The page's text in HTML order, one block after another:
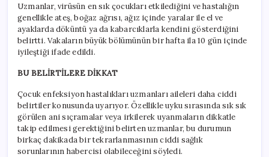
Uzmanlar, virüsün en sık çocukları etkilediğini ve hastalığın
genellikle ateş, boğaz ağrısı, ağız içinde yaralar ile el ve
ayaklarda döküntü ya da kabarcıklarla kendini gösterdiğini
belirtti. Vakaların büyük bölümünün bir hafta ila 10 gün içinde
iyileştiği ifade edildi.
BU BELİRTİLERE DİKKAT
Çocuk enfeksiyon hastalıkları uzmanları aileleri daha ciddi
belirtiler konusunda uyarıyor. Özellikle uyku sırasında sık sık
görülen ani sıçramalar veya irkilerek uyanmaların dikkatle
takip edilmesi gerektiğini belirten uzmanlar, bu durumun
birkaç dakikada bir tekrarlanmasının ciddi sağlık
sorunlarının habercisi olabileceğini söyledi.